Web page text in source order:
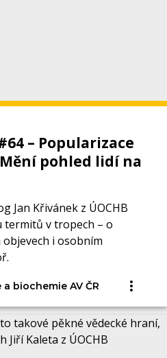
– Popularizace
pohled lidí na
Jan Křivánek z ÚOCHB
termitů v tropech – o
i osobním
biochemie AV ČR